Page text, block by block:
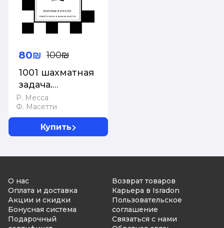
Р. Месса
Ф. Масетти
1001 шахматная
задача.
Интерактивная
книга, которая
учит выигрывать
80₪ 100₪
Купить
О нас
Оплата и доставка
Акции и скидки
Бонусная система
Подарочный
Возврат товаров
Карьера в Isradon
Пользовательское
соглашение
Связаться с нами